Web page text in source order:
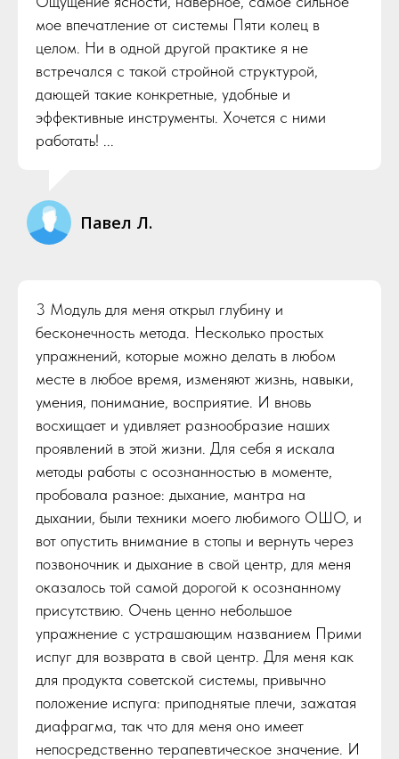
мое впечатление от системы Пяти колец в
целом. Ни в одной другой практике я не
встречался с такой стройной структурой,
дающей такие конкретные, удобные и
эффективные инструменты. Хочется с ними
работать! ...
Павел Л.
3 Модуль для меня открыл глубину и
бесконечность метода. Несколько простых
упражнений, которые можно делать в любом
месте в любое время, изменяют жизнь, навыки,
умения, понимание, восприятие. И вновь
восхищает и удивляет разнообразие наших
проявлений в этой жизни. Для себя я искала
методы работы с осознанностью в моменте,
пробовала разное: дыхание, мантра на
дыхании, были техники моего любимого ОШО, и
вот опустить внимание в стопы и вернуть через
позвоночник и дыхание в свой центр, для меня
оказалось той самой дорогой к осознанному
присутствию. Очень ценно небольшое
упражнение с устрашающим названием Прими
испуг для возврата в свой центр. Для меня как
для продукта советской системы, привычно
положение испуга: приподнятые плечи, зажатая
диафрагма, так что для меня оно имеет
непосредственно терапевтическое значение. И